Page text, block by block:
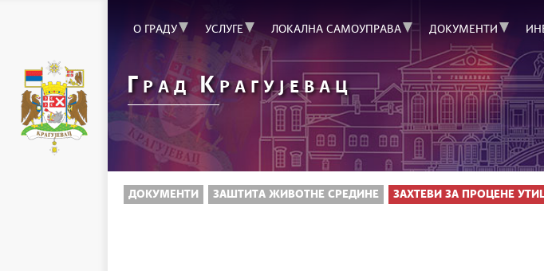
О ГРАДУ УСЛУГЕ ЛОКАЛНА САМОУПРАВА ДОКУМЕНТИ
Г РАДКРАГУЈЕВАЦ
ДОКУМЕНТИ ЗАШТИТА ЖИВОТНЕ СРЕДИНЕ ЗАХТЕВИ ЗА ПРОЦЕНЕ